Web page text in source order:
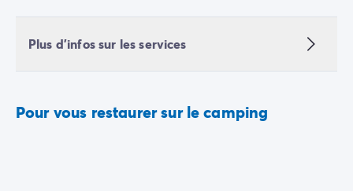
Plus d'infos sur les services
Pour vous restaurer sur le camping